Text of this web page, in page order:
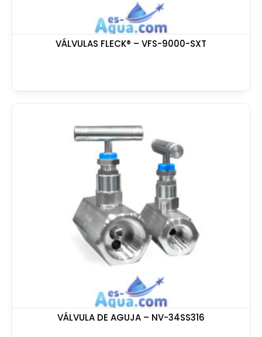
VÁLVULAS FLECK® – VFS-9000-SXT
VÁLVULA DE AGUJA – NV-34SS316